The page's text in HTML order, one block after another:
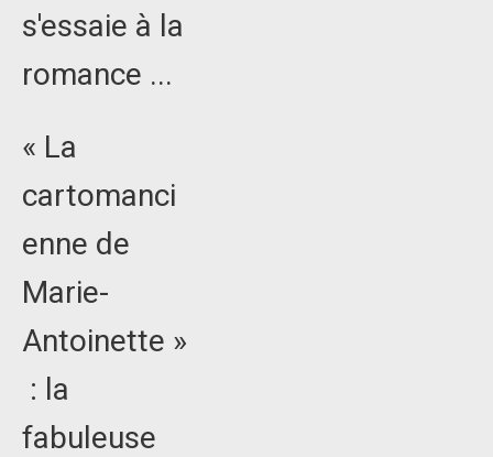
s'essaie à la
romance ...
« La
cartomanci
enne de
Marie-
Antoinette »
: la
fabuleuse